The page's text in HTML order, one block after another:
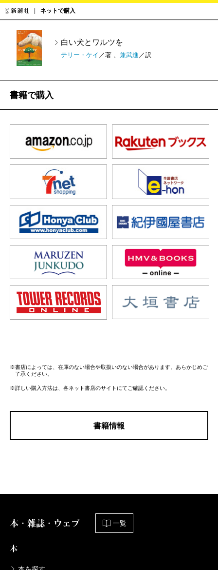
ネットで購入
白い犬とワルツを
テリー・ケイ ／著 、 兼武進 ／訳
書籍で購入
※書店によっては、在庫のない場合や取扱いのない場合があります。あらかじめご
了承ください。
※詳しい購入方法は、各ネット書店のサイトにてご確認ください。
書籍情報
本・雑誌・ウェブ 一覧
本